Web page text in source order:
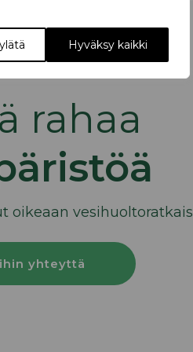
Hyväksy kaikki
rahaa
oikeaan
yhteyttä